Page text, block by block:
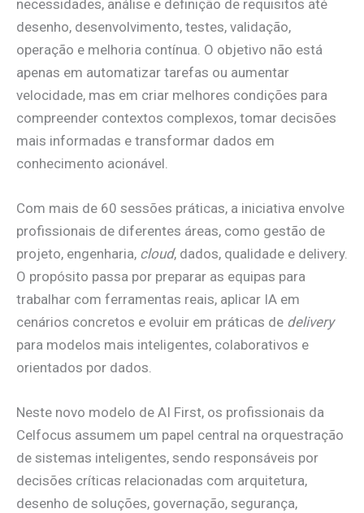
necessidades, análise e definição de requisitos até
desenho, desenvolvimento, testes, validação,
operação e melhoria contínua. O objetivo não está
apenas em automatizar tarefas ou aumentar
velocidade, mas em criar melhores condições para
compreender contextos complexos, tomar decisões
mais informadas e transformar dados em
conhecimento acionável.
Com mais de 60 sessões práticas, a iniciativa envolve
profissionais de diferentes áreas, como gestão de
projeto, engenharia, cloud, dados, qualidade e delivery.
O propósito passa por preparar as equipas para
trabalhar com ferramentas reais, aplicar IA em
cenários concretos e evoluir em práticas de delivery
para modelos mais inteligentes, colaborativos e
orientados por dados.
Neste novo modelo de AI First, os profissionais da
Celfocus assumem um papel central na orquestração
de sistemas inteligentes, sendo responsáveis por
decisões críticas relacionadas com arquitetura,
desenho de soluções, governação, segurança,